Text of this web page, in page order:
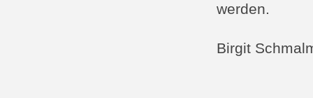
werden.
Birgit